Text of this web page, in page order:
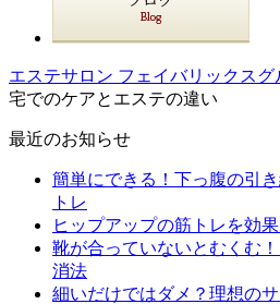
エステサロン フェイバリックスグ
宅でのケアとエステの違い
最近のお知らせ
簡単にできる！下っ腹の引
トレ
ヒップアップの筋トレを効
靴が合っていないとむくむ
消法
細いだけではダメ？理想の